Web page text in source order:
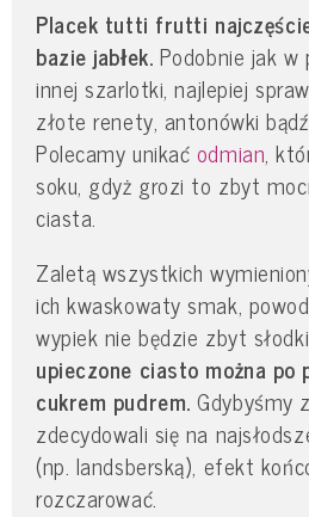
Placek tutti frutti
bazie jabłek. Podobnie jak w
innej szarlotki, najlepiej
złote renety, antonówki
Polecamy unikać odmian,
soku, gdyż grozi to zbyt
ciasta.
Zaletą wszystkich
ich kwaskowaty smak,
wypiek nie będzie zbyt
upieczone ciasto można po
cukrem pudrem.Gdybyśmy
zdecydowali się na
(np. landsberską), efekt
rozczarować.